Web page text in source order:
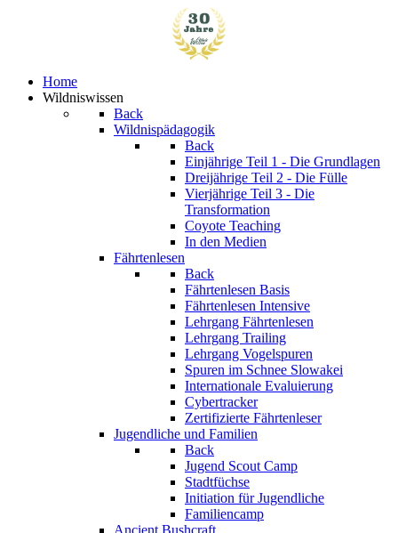
Home
Wildniswissen
Back
Wildnispädagogik
Back
Einjährige Teil 1 - Die Grundlagen
Dreijährige Teil 2 - Die Fülle
Vierjährige Teil 3 - Die
Transformation
Coyote Teaching
In den Medien
Fährtenlesen
Back
Fährtenlesen Basis
Fährtenlesen Intensive
Lehrgang Fährtenlesen
Lehrgang Trailing
Lehrgang Vogelspuren
Spuren im Schnee Slowakei
Internationale Evaluierung
Cybertracker
Zertifizierte Fährtenleser
Jugendliche und Familien
Back
Jugend Scout Camp
Stadtfüchse
Initiation für Jugendliche
Familiencamp
Ancient Bushcraft